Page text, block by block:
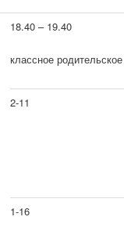
18.40 – 19.40
классное
2-11
1-16